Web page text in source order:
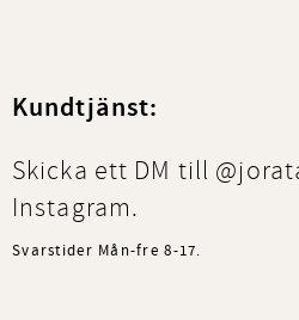
Kundtjänst:
Skicka ett DM till
Instagram.
Svarstider Mån-fre 8-17.